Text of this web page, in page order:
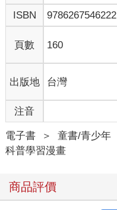
ISBN
9786267546222
頁數 160
出版地 台灣
注音
電子書 ＞ 童書/青少年
科普學習漫畫
商品評價